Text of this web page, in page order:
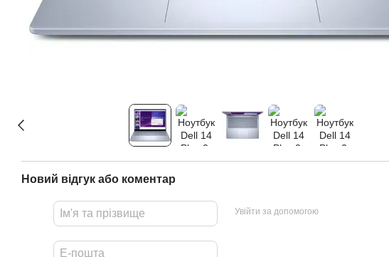
Новий відгук або коментар
Увійти за допомогою